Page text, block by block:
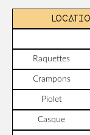
Raquettes
Crampons
Piolet
Casque